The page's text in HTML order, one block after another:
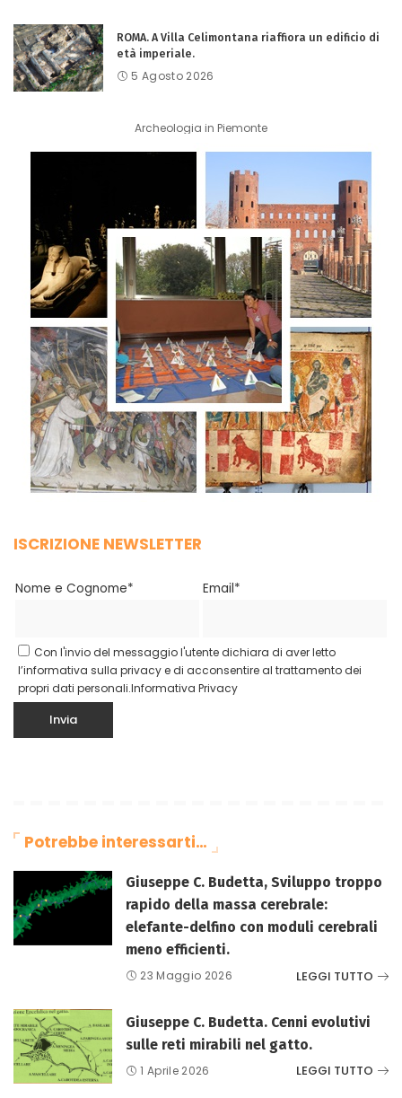
ROMA. A Villa Celimontana riaffiora un edificio di
età imperiale.
5 Agosto 2026
Archeologia in Piemonte
ISCRIZIONE NEWSLETTER
Nome e Cognome* Email*
Con l'invio del messaggio l'utente dichiara di aver letto
l’informativa sulla privacy e di acconsentire al trattamento dei
propri dati personali.Informativa Privacy
Potrebbe interessarti…
Giuseppe C. Budetta, Sviluppo troppo
rapido della massa cerebrale:
elefante-delfino con moduli cerebrali
meno efficienti.
23 Maggio 2026 LEGGI TUTTO
Giuseppe C. Budetta. Cenni evolutivi
sulle reti mirabili nel gatto.
1 Aprile 2026 LEGGI TUTTO